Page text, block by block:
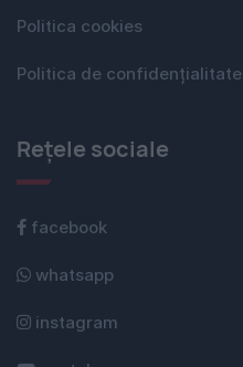
Politica cookies
Politica de confidențialitate
Rețele sociale
facebook
whatsapp
instagram